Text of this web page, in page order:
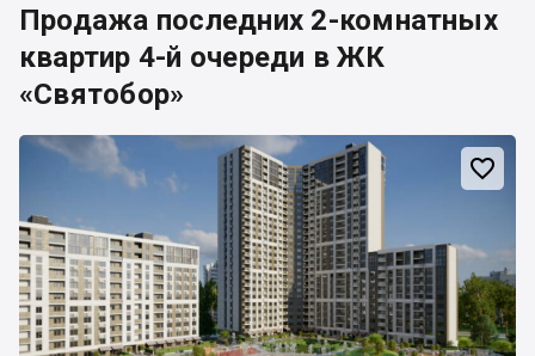
Продажа последних 2-комнатных
квартир 4-й очереди в ЖК
«Святобор»
